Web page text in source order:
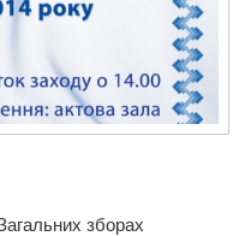
зборах